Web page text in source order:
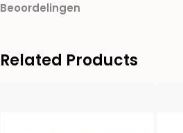
Beoordelingen
Related Products